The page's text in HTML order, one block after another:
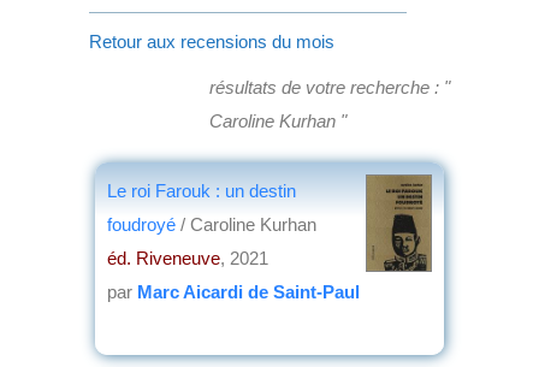
Retour aux recensions du mois
résultats de votre recherche : "
Caroline Kurhan "
Le roi Farouk : un destin
foudroyé / Caroline Kurhan
éd. Riveneuve, 2021
par Marc Aicardi de Saint-Paul